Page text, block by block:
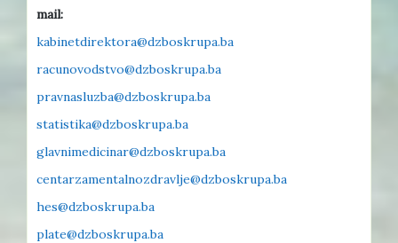
mail:
kabinetdirektora@dzboskrupa.ba
racunovodstvo@dzboskrupa.ba
pravnasluzba@dzboskrupa.ba
statistika@dzboskrupa.ba
glavnimedicinar@dzboskrupa.ba
centarzamentalnozdravlje@dzboskrupa.ba
hes@dzboskrupa.ba
plate@dzboskrupa.ba